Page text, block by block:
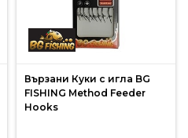
Вързани Куки с игла BG
FISHING Method Feeder
Hooks